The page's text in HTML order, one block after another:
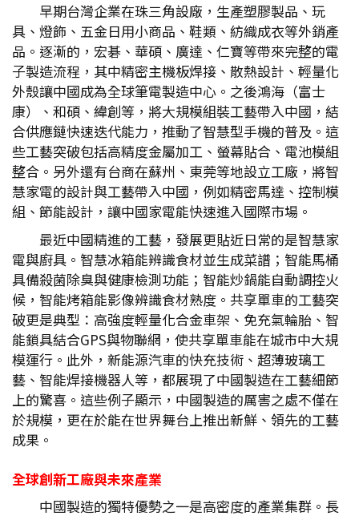
早期台灣企業在珠三角設廠，生產塑膠製品、玩
具、燈飾、五金日用小商品、鞋類、紡織成衣等外銷產
品。逐漸的，宏碁、華碩、廣達、仁寶等帶來完整的電
子製造流程，其中精密主機板焊接、散熱設計、輕量化
外殼讓中國成為全球筆電製造中心。之後鴻海（富士
康）、和碩、緯創等，將大規模組裝工藝帶入中國，結
合供應鏈快速迭代能力，推動了智慧型手機的普及。這
些工藝突破包括高精度金屬加工、螢幕貼合、電池模組
整合。另外還有台商在蘇州、東莞等地設立工廠，將智
慧家電的設計與工藝帶入中國，例如精密馬達、控制模
組、節能設計，讓中國家電能快速進入國際市場。
最近中國精進的工藝，發展更貼近日常的是智慧家
電與廚具。智慧冰箱能辨識食材並生成菜譜；智能馬桶
具備殺菌除臭與健康檢測功能；智能炒鍋能自動調控火
候，智能烤箱能影像辨識食材熟度。共享單車的工藝突
破更是典型：高強度輕量化合金車架、免充氣輪胎、智
能鎖具結合GPS與物聯網，使共享單車能在城市中大規
模運行。此外，新能源汽車的快充技術、超薄玻璃工
藝、智能焊接機器人等，都展現了中國製造在工藝細節
上的驚喜。這些例子顯示，中國製造的厲害之處不僅在
於規模，更在於能在世界舞台上推出新鮮、領先的工藝
成果。
全球創新工廠與未來產業
中國製造的獨特優勢之一是高密度的產業集群。長